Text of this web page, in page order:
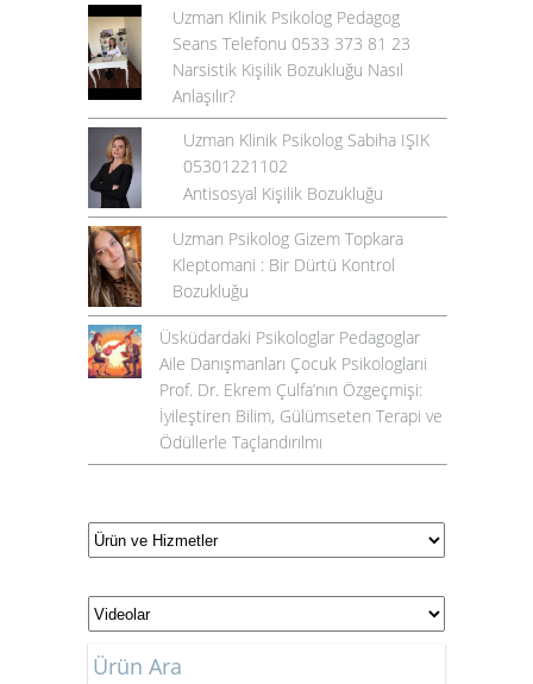
Uzman Klinik Psikolog Pedagog
Seans Telefonu 0533 373 81 23
Narsistik Kişilik Bozukluğu Nasıl
Anlaşılır?
Uzman Klinik Psikolog Sabiha IŞIK
05301221102
Antisosyal Kişilik Bozukluğu
Uzman Psikolog Gizem Topkara
Kleptomani : Bir Dürtü Kontrol
Bozukluğu
Üsküdardaki Psikologlar Pedagoglar
Aile Danışmanları Çocuk Psikologlarıi
Prof. Dr. Ekrem Çulfa’nın Özgeçmişi:
İyileştiren Bilim, Gülümseten Terapi ve
Ödüllerle Taçlandırılmı
Ürün Ara